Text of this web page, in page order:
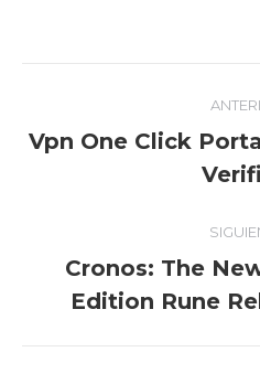
entre
Vpn One Click
Cronos: The
Edition Rune